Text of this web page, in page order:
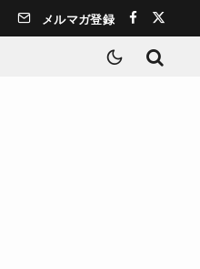
メルマガ登録